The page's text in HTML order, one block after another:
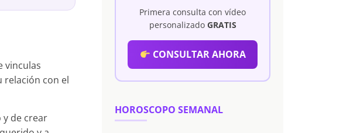
vinculas
relación con el
y de crear
Primera consulta con vídeo
personalizado GRATIS
CONSULTAR AHORA
HOROSCOPO SEMANAL